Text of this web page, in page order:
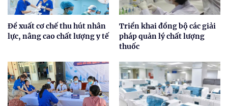
Đề xuất cơ chế thu hút nhân
lực, nâng cao chất lượng y tế
Triển khai đồng bộ các giải
pháp quản lý chất lượng
thuốc